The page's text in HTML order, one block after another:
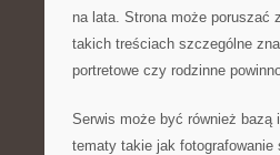
na lata. Strona może poruszać
takich treściach szczególne
portretowe czy rodzinne
Serwis może być również bazą
tematy takie jak